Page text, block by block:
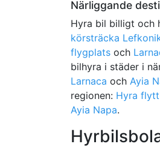
Närliggande
Hyra bil billigt och
körsträcka
flygplats och
bilhyra i städer i
Larnaca och Ayia
regionen: Hyra
Ayia Napa.